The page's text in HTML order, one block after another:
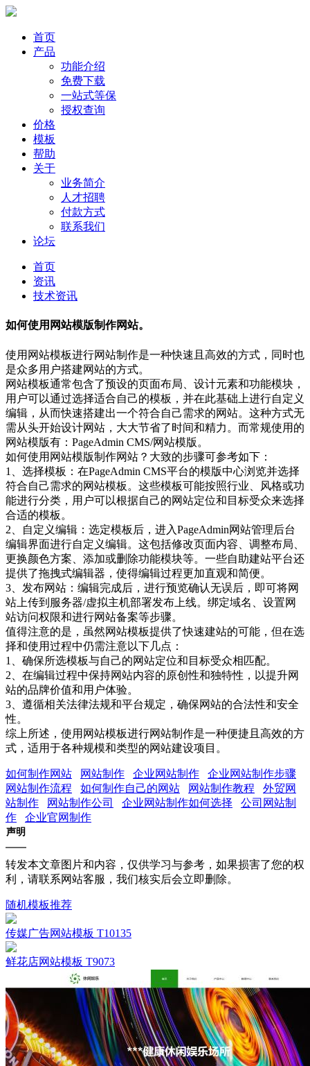
首页
产品
功能介绍
免费下载
一站式等保
授权查询
价格
模板
帮助
关于
业务简介
人才招聘
付款方式
联系我们
论坛
首页
资讯
技术资讯
如何使用网站模版制作网站。
使用网站模板进行网站制作是一种快速且高效的方式‌，同时也
是众多用户搭建网站的方式。
网站模板通常包含了预设的页面布局、设计元素和功能模块，
用户可以通过选择适合自己的模板，并在此基础上进行自定义
编辑，从而快速搭建出一个符合自己需求的网站。这种方式无
需从头开始设计网站，大大节省了时间和精力。而常规使用的
网站模版有：PageAdmin CMS/网站模版。
如何使用网站模版制作网站？大致的步骤可参考如下：
1、‌选择模板‌：在PageAdmin CMS平台的模版中心浏览并选择
符合自己需求的网站模板。这些模板可能按照行业、风格或功
能进行分类，用户可以根据自己的网站定位和目标受众来选择
合适的模板‌。
2、‌自定义编辑‌：选定模板后，进入PageAdmin网站管理后台
编辑界面进行自定义编辑。这包括修改页面内容、调整布局、
更换颜色方案、添加或删除功能模块等。一些自助建站平台还
提供了拖拽式编辑器，使得编辑过程更加直观和简便‌。
3、‌发布网站‌：编辑完成后，进行预览确认无误后，即可将网
站上传到服务器/虚拟主机部署发布上线。绑定域名、设置网
站访问权限和进行网站备案等步骤‌。
值得注意的是，虽然网站模板提供了快速建站的可能，但在选
择和使用过程中仍需注意以下几点：
1、确保所选模板与自己的网站定位和目标受众相匹配。
2、在编辑过程中保持网站内容的原创性和独特性，以提升网
站的品牌价值和用户体验。
3、遵循相关法律法规和平台规定，确保网站的合法性和安全
性。
综上所述，使用网站模板进行网站制作是一种便捷且高效的方
式，适用于各种规模和类型的网站建设项目。
如何制作网站 网站制作 企业网站制作
企业网站制作步骤
网站制作流程
如何制作自己的网站 网站制作教程
外贸网
站制作
网站制作公司 企业网站制作如何选择
公司网站制
作
企业官网制作
声明
转发本文章图片和内容，仅供学习与参考，如果损害了您的权
利，请联系网站客服，我们核实后会立即删除。
随机模板推荐
传媒广告网站模板 T10135
鲜花店网站模板 T9073